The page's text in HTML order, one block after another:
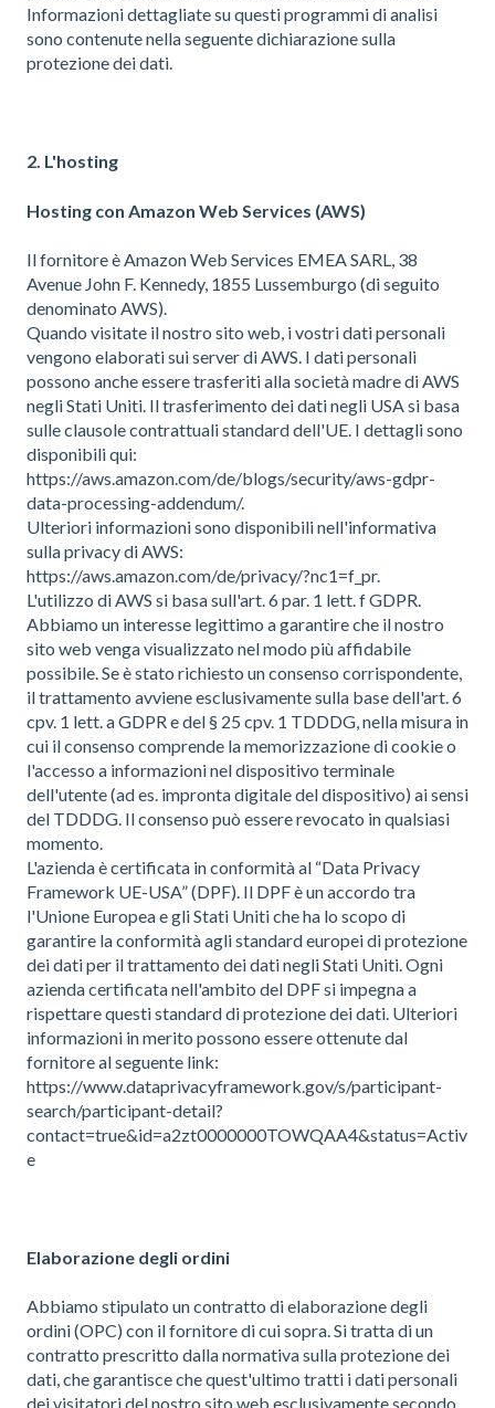
Informazioni dettagliate su questi programmi di analisi
sono contenute nella seguente dichiarazione sulla
protezione dei dati.
2. L'hosting
Hosting con Amazon Web Services (AWS)
Il fornitore è Amazon Web Services EMEA SARL, 38
Avenue John F. Kennedy, 1855 Lussemburgo (di seguito
denominato AWS).
Quando visitate il nostro sito web, i vostri dati personali
vengono elaborati sui server di AWS. I dati personali
possono anche essere trasferiti alla società madre di AWS
negli Stati Uniti. Il trasferimento dei dati negli USA si basa
sulle clausole contrattuali standard dell'UE. I dettagli sono
disponibili qui:
https://aws.amazon.com/de/blogs/security/aws-gdpr-
data-processing-addendum/.
Ulteriori informazioni sono disponibili nell'informativa
sulla privacy di AWS:
https://aws.amazon.com/de/privacy/?nc1=f_pr.
L'utilizzo di AWS si basa sull'art. 6 par. 1 lett. f GDPR.
Abbiamo un interesse legittimo a garantire che il nostro
sito web venga visualizzato nel modo più affidabile
possibile. Se è stato richiesto un consenso corrispondente,
il trattamento avviene esclusivamente sulla base dell'art. 6
cpv. 1 lett. a GDPR e del § 25 cpv. 1 TDDDG, nella misura in
cui il consenso comprende la memorizzazione di cookie o
l'accesso a informazioni nel dispositivo terminale
dell'utente (ad es. impronta digitale del dispositivo) ai sensi
del TDDDG. Il consenso può essere revocato in qualsiasi
momento.
L'azienda è certificata in conformità al “Data Privacy
Framework UE-USA” (DPF). Il DPF è un accordo tra
l'Unione Europea e gli Stati Uniti che ha lo scopo di
garantire la conformità agli standard europei di protezione
dei dati per il trattamento dei dati negli Stati Uniti. Ogni
azienda certificata nell'ambito del DPF si impegna a
rispettare questi standard di protezione dei dati. Ulteriori
informazioni in merito possono essere ottenute dal
fornitore al seguente link:
https://www.dataprivacyframework.gov/s/participant-
search/participant-detail?
contact=true&id=a2zt0000000TOWQAA4&status=Activ
e
Elaborazione degli ordini
Abbiamo stipulato un contratto di elaborazione degli
ordini (OPC) con il fornitore di cui sopra. Si tratta di un
contratto prescritto dalla normativa sulla protezione dei
dati, che garantisce che quest'ultimo tratti i dati personali
dei visitatori del nostro sito web esclusivamente secondo